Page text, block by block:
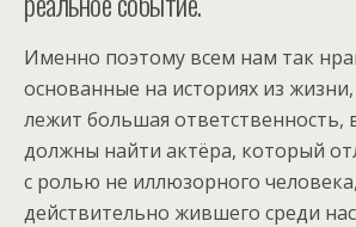
Именно поэтому всем нам так
основанные на историях из
лежит большая ответственность,
должны найти актёра, который
с ролью не иллюзорного
действительно жившего среди